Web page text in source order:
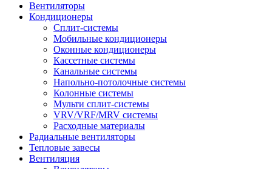
Вентиляторы
Кондиционеры
Сплит-системы
Мобильные кондиционеры
Оконные кондиционеры
Кассетные системы
Канальные системы
Напольно-потолочные системы
Колонные системы
Мульти сплит-системы
VRV/VRF/MRV системы
Расходные материалы
Радиальные вентиляторы
Тепловые завесы
Вентиляция